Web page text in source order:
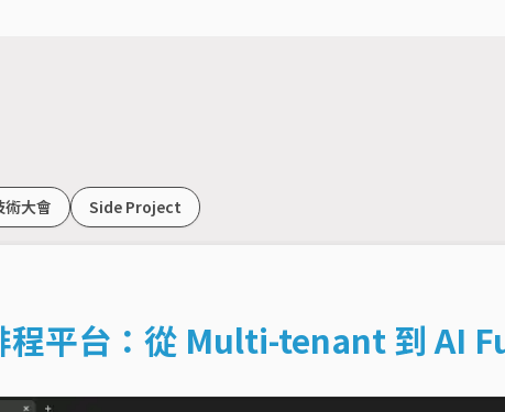
術大會 Side Project
程平台：從 Multi-tenant 到 AI